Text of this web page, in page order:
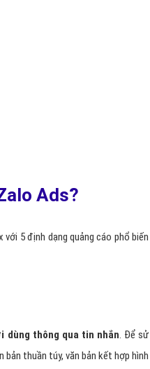
Ads?
5 định dạng quảng cáo phổ biến
dùng thông qua tin nhắn . Để sử
thuần túy, văn bản kết hợp hình